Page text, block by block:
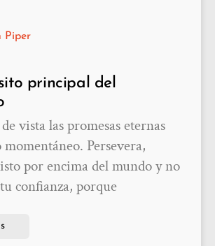
principal del
vista las promesas eternas
Persevera,
por encima del mundo y no
confianza, porque
Piper